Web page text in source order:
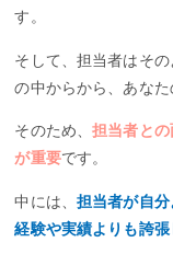
す。
そして、担当者はそ
の中からから、あなた
そのため、担当者と
が重要です。
中には、担当者が自
経験や実績よりも誇